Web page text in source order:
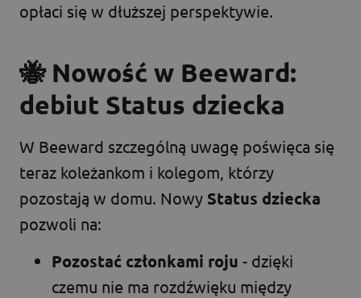
opłaci się w dłuższej perspektywie.
🐝 Nowość w Beeward:
debiut Status dziecka
W Beeward szczególną uwagę poświęca się
teraz koleżankom i kolegom, którzy
pozostają w domu. Nowy Status dziecka
pozwoli na:
Pozostać członkami roju - dzięki
czemu nie ma rozdźwięku między